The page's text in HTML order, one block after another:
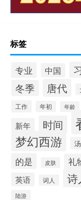
标签
专业 中国
冬季 唐代
工作 年初 年龄
新年 时间
梦幻西游
的是 皮肤 礼
英语 词人 诗
陆游